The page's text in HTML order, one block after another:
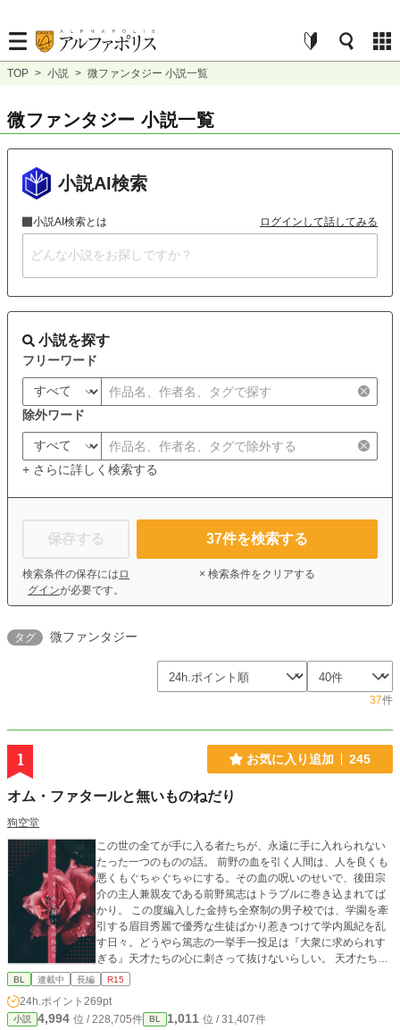
TOP > 小説 > 微ファンタジー 小説一覧
微ファンタジー 小説一覧
小説AI検索
小説AI検索とは ログインして話してみる
小説を探す
フリーワード
除外ワード
+ さらに詳しく検索する
保存する
検索条件の保存には ロ
グインが必要です。
37件を検索する
× 検索条件をクリアする
タグ 微ファンタジー
37件
1 お気に入り追加 245
オム・ファタールと無いものねだり
狗空堂
この世の全てが手に入る者たちが、永遠に手に入れられない
たった一つのものの話。 前野の血を引く人間は、人を良くも
悪くもぐちゃぐちゃにする。その血の呪いのせいで、後田宗
介の主人兼親友である前野篤志はトラブルに巻き込まれてば
かり。 この度編入した金持ち全寮制の男子校では、学園を牽
引する眉目秀麗で優秀な生徒ばかり惹きつけて学内風紀を乱
す日々。どうやら篤志の一挙手一投足は『大衆に求められす
ぎる』天才たちの心に刺さって抜けないらしい。 天才たちは
蟻の如く篤志に群がるし、それを快く思わない天才たちのフ
そんな主人を全てのものから護る為、今日も宗介は全方向に
噛み付きながら学生生活を奔走する。 これは、天才の影に隠
BL 連載中 長編 R15
24h.ポイント 269pt
小説 4,994 位 / 228,705件 BL 1,011 位 / 31,407件